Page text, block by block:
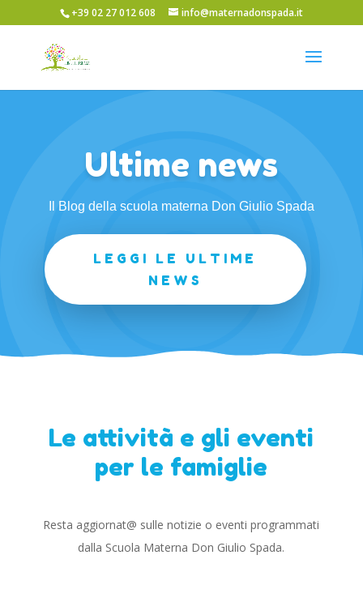
+39 02 27 012 608 info@maternadonspada.it
Ultime news
Il Blog della scuola materna Don Giulio Spada
LEGGI LE ULTIME
NEWS
Le attività e gli eventi
per le famiglie
Resta aggiornat@ sulle notizie o eventi programmati
dalla Scuola Materna Don Giulio Spada.